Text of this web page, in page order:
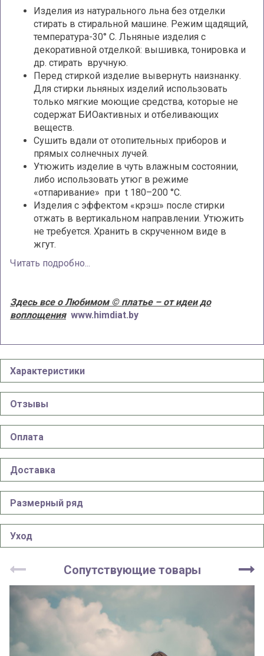
Изделия из натурального льна без отделки
стирать в стиральной машине. Режим щадящий,
температура-30° С. Льняные изделия с
декоративной отделкой: вышивка, тонировка и
др. стирать вручную.
Перед стиркой изделие вывернуть наизнанку.
Для стирки льняных изделий использовать
только мягкие моющие средства, которые не
содержат БИОактивных и отбеливающих
веществ.
Сушить вдали от отопительных приборов и
прямых солнечных лучей.
Утюжить изделие в чуть влажным состоянии,
либо использовать утюг в режиме
«отпаривание» при t 180–200 °С.
Изделия с эффектом «крэш» после стирки
отжать в вертикальном направлении. Утюжить
не требуется. Хранить в скрученном виде в
жгут.
Читать подробно...
Здесь все о Любимом © платье – от идеи до
воплощения www.himdiat.by
Характеристики
Отзывы
Оплата
Доставка
Размерный ряд
Уход
Сопутствующие товары